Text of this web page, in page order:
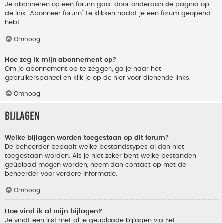
Je abonneren op een forum gaat door onderaan de pagina op
de link “Abonneer forum” te klikken nadat je een forum geopend
hebt.
Omhoog
Hoe zeg ik mijn abonnement op?
Om je abonnement op te zeggen, ga je naar het
gebruikerspaneel en klik je op de hier voor dienende links.
Omhoog
Bijlagen
Welke bijlagen worden toegestaan op dit forum?
De beheerder bepaalt welke bestandstypes al dan niet
toegestaan worden. Als je niet zeker bent welke bestanden
geüpload mogen worden, neem dan contact op met de
beheerder voor verdere informatie.
Omhoog
Hoe vind ik al mijn bijlagen?
Je vindt een lijst met al je geüploade bijlagen via het